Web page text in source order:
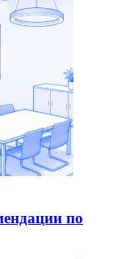
по